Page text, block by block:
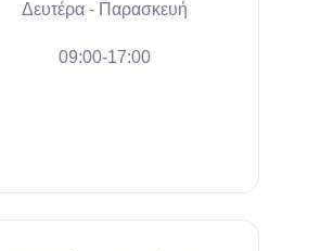
Δευτέρα - Παρασκευή
09:00-17:00